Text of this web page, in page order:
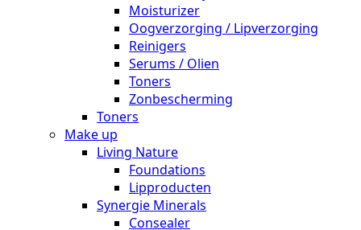
Moisturizer
Oogverzorging / Lipverzorging
Reinigers
Serums / Olien
Toners
Zonbescherming
Toners
Make up
Living Nature
Foundations
Lipproducten
Synergie Minerals
Consealer